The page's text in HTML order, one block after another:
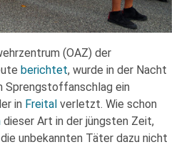
(OAZ) der
berichtet, wurde in der Nacht
Sprengstoffanschlag ein
in Freital verletzt. Wie schon
dieser Art in der jüngsten Zeit,
unbekannten Täter dazu nicht